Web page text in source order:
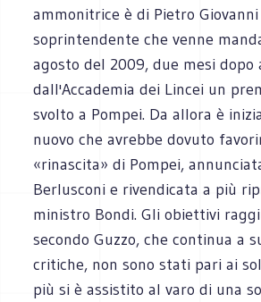
ammonitrice è di Pietro Giovanni
soprintendente che venne
agosto del 2009, due mesi dopo
dall'Accademia dei Lincei un
svolto a Pompei. Da allora è
nuovo che avrebbe dovuto
«rinascita» di Pompei,
Berlusconi e rivendicata a più
ministro Bondi. Gli obiettivi
secondo Guzzo, che continua a
critiche, non sono stati pari ai
più si è assistito al varo di una